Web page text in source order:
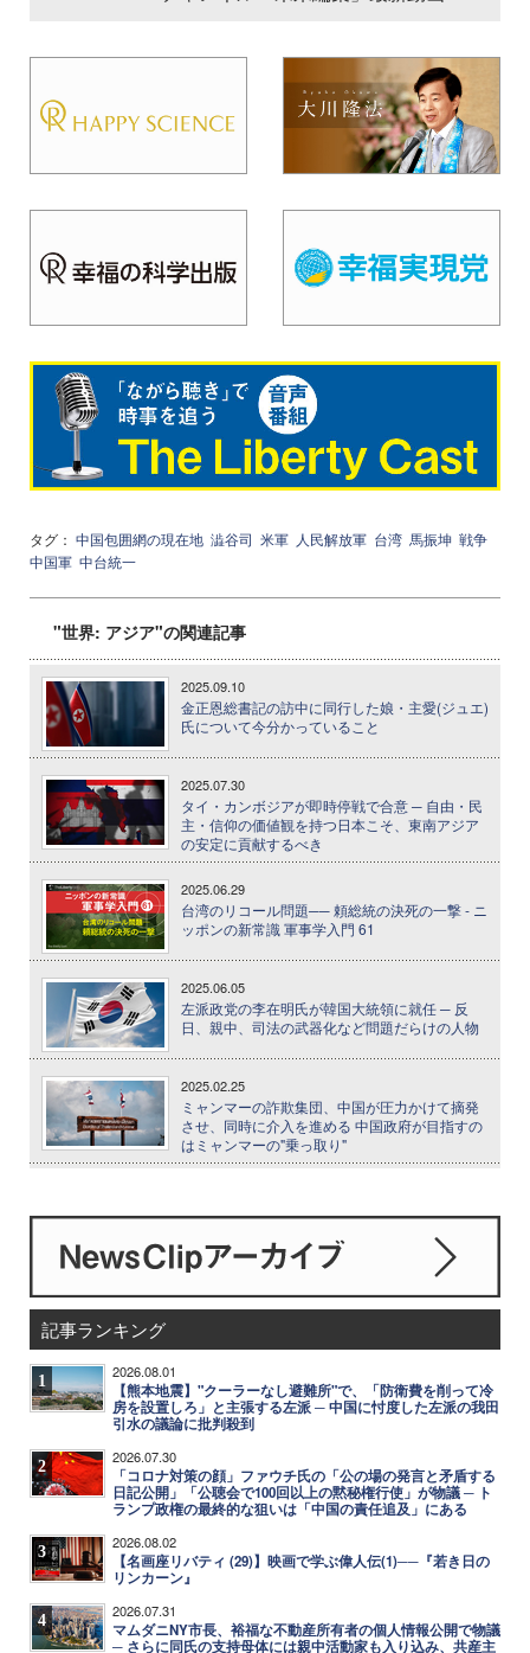
タグ： 中国包囲網の現在地 澁谷司 米軍 人民解放軍 台湾 馬振坤 戦争
中国軍 中台統一
"世界: アジア"の関連記事
2025.09.10
金正恩総書記の訪中に同行した娘・主愛(ジュエ)
氏について今分かっていること
2025.07.30
タイ・カンボジアが即時停戦で合意 ─ 自由・民
主・信仰の価値観を持つ日本こそ、東南アジア
の安定に貢献するべき
2025.06.29
台湾のリコール問題── 頼総統の決死の一撃 - ニ
ッポンの新常識 軍事学入門 61
2025.06.05
左派政党の李在明氏が韓国大統領に就任 ─ 反
日、親中、司法の武器化など問題だらけの人物
2025.02.25
ミャンマーの詐欺集団、中国が圧力かけて摘発
させ、同時に介入を進める 中国政府が目指すの
はミャンマーの"乗っ取り"
記事ランキング
1 2026.08.01
【熊本地震】"クーラーなし避難所"で、「防衛費を削って冷
房を設置しろ」と主張する左派 ─ 中国に忖度した左派の我田
引水の議論に批判殺到
2 2026.07.30
「コロナ対策の顔」ファウチ氏の「公の場の発言と矛盾する
日記公開」「公聴会で100回以上の黙秘権行使」が物議 ─ ト
ランプ政権の最終的な狙いは「中国の責任追及」にある
3 2026.08.02
【名画座リバティ (29)】映画で学ぶ偉人伝(1)──『若き日の
リンカーン』
4 2026.07.31
マムダニNY市長、裕福な不動産所有者の個人情報公開で物議
─ さらに同氏の支持母体には親中活動家も入り込み、共産主